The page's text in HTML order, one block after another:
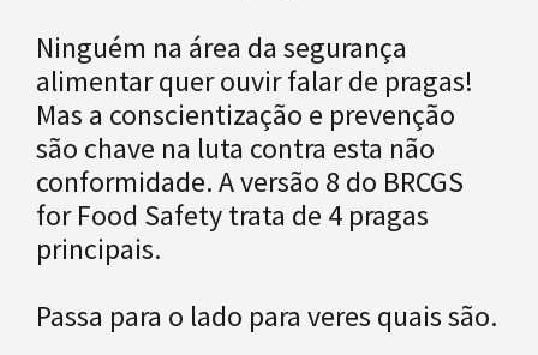
Ninguém na área da segurança
alimentar quer ouvir falar de pragas!
Mas a conscientização e prevenção
são chave na luta contra esta não
conformidade. A versão 8 do BRCGS
for Food Safety trata de 4 pragas
principais.
Passa para o lado para veres quais são.